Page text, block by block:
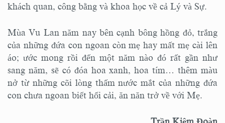
khách quan, công bằng và khoa học về cả Lý và Sự.
Mùa Vu Lan năm nay bên cạnh bông hồng đỏ, trắng
của những đứa con ngoan còn mẹ hay mất mẹ cài lên
áo; ước mong rồi đến một năm nào đó rất gần như
sang năm, sẽ có đóa hoa xanh, hoa tím… thêm màu
nở từ những cõi lòng thấm nước mắt của những đứa
con chưa ngoan biết hối cải, ăn năn trở về với Mẹ.